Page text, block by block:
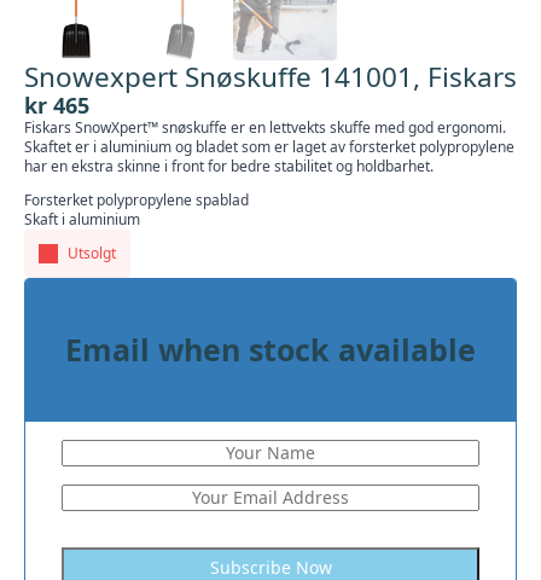
Snowexpert Snøskuffe 141001, Fiskars
kr 465
Fiskars SnowXpert™ snøskuffe er en lettvekts skuffe med god ergonomi.
Skaftet er i aluminium og bladet som er laget av forsterket polypropylene
har en ekstra skinne i front for bedre stabilitet og holdbarhet.
Forsterket polypropylene spablad
Skaft i aluminium
Utsolgt
Email when stock available
Subscribe Now